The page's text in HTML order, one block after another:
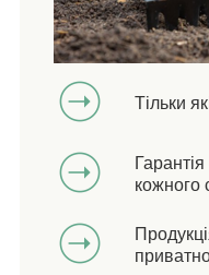
Тільки
кожного